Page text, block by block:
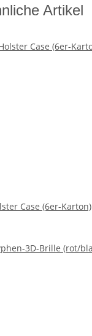
Artikel
Case (6er-Karton)